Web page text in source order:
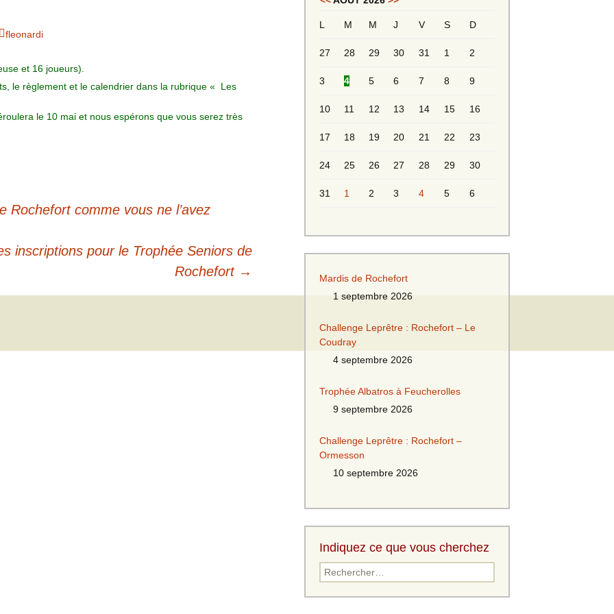
Coupe de Paris Dames
Dames
Equipe Senior
Messieurs
Equipe Senior 2
Equipe Mid-Amateurs
Dames
Messieurs 2ème série
Messieurs Golden
fleonardi
et 16 joueurs).
le règlement et le calendrier dans la rubrique « Les
le 10 mai et nous espérons que vous serez très
Rochefort comme vous ne l’avez
inscriptions pour le Trophée Seniors de
Rochefort →
L M M J V S D
27 28 29 30 31 1 2
3 4 5 6 7 8 9
10 11 12 13 14 15 16
17 18 19 20 21 22 23
24 25 26 27 28 29 30
31 1 2 3 4 5 6
Mardis de Rochefort
1 septembre 2026
Challenge Leprêtre : Rochefort – Le
Coudray
4 septembre 2026
Trophée Albatros à Feucherolles
9 septembre 2026
Challenge Leprêtre : Rochefort –
Ormesson
10 septembre 2026
Indiquez ce que vous cherchez
Rechercher :